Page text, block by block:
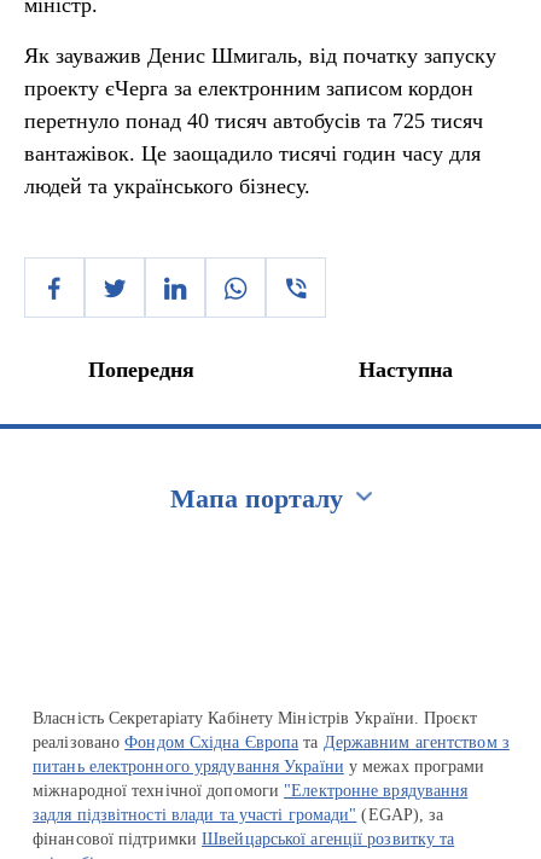
міністр.
Як зауважив Денис Шмигаль, від початку запуску
проекту єЧерга за електронним записом кордон
перетнуло понад 40 тисяч автобусів та 725 тисяч
вантажівок. Це заощадило тисячі годин часу для
людей та українського бізнесу.
Попередня Наступна
Мапа порталу
Власність Секретаріату Кабінету Міністрів України. Проєкт
реалізованоФондом Східна Європа та Державним агентством з
питань електронного урядування України у межах програми
міжнародної технічної допомоги "Електронне врядування
задля підзвітності влади та участі громади" (EGAP), за
фінансової підтримкиШвейцарської агенції розвитку та